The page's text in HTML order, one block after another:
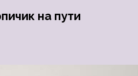
на пути